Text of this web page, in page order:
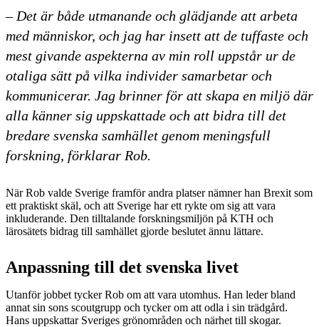
– Det är både utmanande och glädjande att arbeta
med människor, och jag har insett att de tuffaste och
mest givande aspekterna av min roll uppstår ur de
otaliga sätt på vilka individer samarbetar och
kommunicerar. Jag brinner för att skapa en miljö där
alla känner sig uppskattade och att bidra till det
bredare svenska samhället genom meningsfull
forskning, förklarar Rob.
När Rob valde Sverige framför andra platser nämner han Brexit som
ett praktiskt skäl, och att Sverige har ett rykte om sig att vara
inkluderande. Den tilltalande forskningsmiljön på KTH och
lärosätets bidrag till samhället gjorde beslutet ännu lättare.
Anpassning till det svenska livet
Utanför jobbet tycker Rob om att vara utomhus. Han leder bland
annat sin sons scoutgrupp och tycker om att odla i sin trädgård.
Hans uppskattar Sveriges grönområden och närhet till skogar.